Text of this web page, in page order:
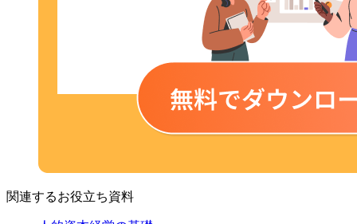
関連するお役立ち資料